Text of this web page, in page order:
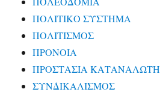
ΠΟΛΙΤΙΚΟ ΣΥΣΤΗΜΑ
ΠΟΛΙΤΙΣΜΟΣ
ΠΡΟΝΟΙΑ
ΠΡΟΣΤΑΣΙΑ ΚΑΤΑΝΑΛΩΤΗ
ΣΥΝΔΙΚΑΛΙΣΜΟΣ